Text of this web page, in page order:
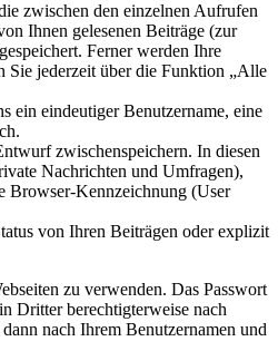
zwischen den einzelnen Aufrufen
Ihnen gelesenen Beiträge (zur
Ferner werden Ihre
Sie jederzeit über die Funktion „Alle
ein eindeutiger Benutzername, eine
zwischenspeichern. In diesen
Nachrichten und Umfragen),
Browser-Kennzeichnung (User
von Ihren Beiträgen oder explizit
zu verwenden. Das Passwort
Dritter berechtigterweise nach
nach Ihrem Benutzernamen und